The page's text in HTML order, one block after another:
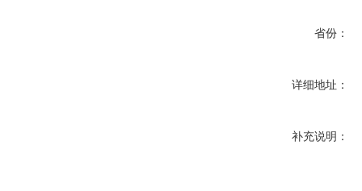
省份：
详细地址：
补充说明：